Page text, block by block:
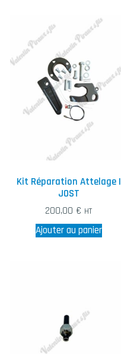
Kit Réparation Attelage |
JOST
200,00 € HT
Ajouter au panier